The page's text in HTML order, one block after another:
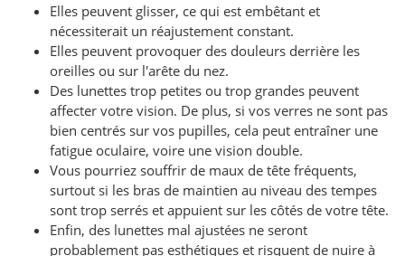
Elles peuvent glisser, ce qui est embêtant et
nécessiterait un réajustement constant.
Elles peuvent provoquer des douleurs derrière les
oreilles ou sur l'arête du nez.
Des lunettes trop petites ou trop grandes peuvent
affecter votre vision. De plus, si vos verres ne sont pas
bien centrés sur vos pupilles, cela peut entraîner une
fatigue oculaire, voire une vision double.
Vous pourriez souffrir de maux de tête fréquents,
surtout si les bras de maintien au niveau des tempes
sont trop serrés et appuient sur les côtés de votre tête.
Enfin, des lunettes mal ajustées ne seront
probablement pas esthétiques et risquent de nuire à